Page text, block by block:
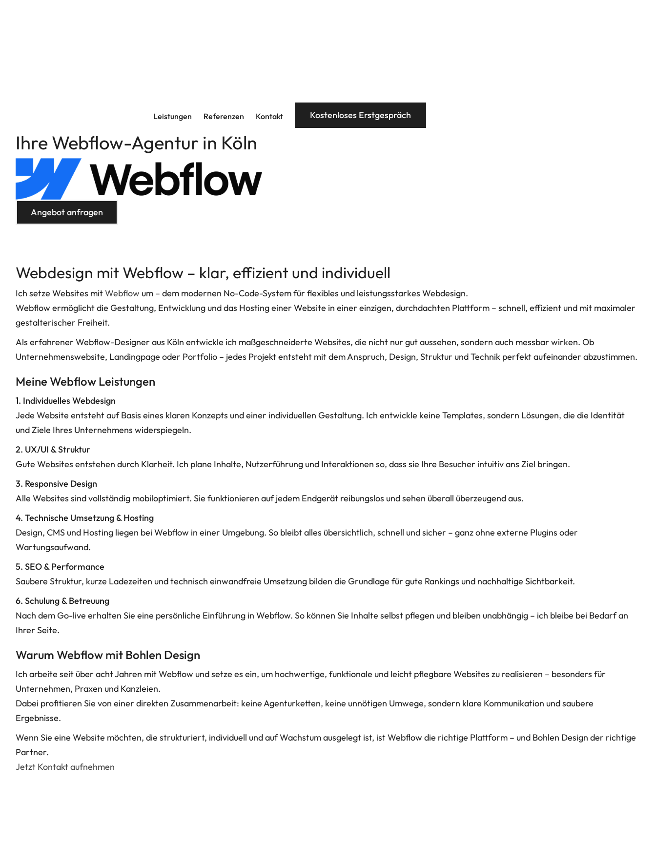
Leistungen Referenzen Kontakt Kostenloses Erstgespräch
Ihre Webflow-Agentur in Köln
Angebot anfragen
Webdesign mit Webflow – klar, effizient und individuell
Ich setze Websites mitWebflow um – dem modernen No-Code-System für flexibles und leistungsstarkes Webdesign.
Webflow ermöglicht die Gestaltung, Entwicklung und das Hosting einer Website in einer einzigen, durchdachten Plattform – schnell, effizient und mit maximaler
gestalterischer Freiheit.
Als erfahrener Webflow-Designer aus Köln entwickle ich maßgeschneiderte Websites, die nicht nur gut aussehen, sondern auch messbar wirken. Ob
Unternehmenswebsite, Landingpage oder Portfolio – jedes Projekt entsteht mit dem Anspruch, Design, Struktur und Technik perfekt aufeinander abzustimmen.
Meine Webflow Leistungen
1. Individuelles Webdesign
Jede Website entsteht auf Basis eines klaren Konzepts und einer individuellen Gestaltung. Ich entwickle keine Templates, sondern Lösungen, die die Identität
und Ziele Ihres Unternehmens widerspiegeln.
2. UX/UI & Struktur
Gute Websites entstehen durch Klarheit. Ich plane Inhalte, Nutzerführung und Interaktionen so, dass sie Ihre Besucher intuitiv ans Ziel bringen.
3. Responsive Design
Alle Websites sind vollständig mobiloptimiert. Sie funktionieren auf jedem Endgerät reibungslos und sehen überall überzeugend aus.
4. Technische Umsetzung & Hosting
Design, CMS und Hosting liegen bei Webflow in einer Umgebung. So bleibt alles übersichtlich, schnell und sicher – ganz ohne externe Plugins oder
Wartungsaufwand.
5. SEO & Performance
Saubere Struktur, kurze Ladezeiten und technisch einwandfreie Umsetzung bilden die Grundlage für gute Rankings und nachhaltige Sichtbarkeit.
6. Schulung & Betreuung
Nach dem Go-live erhalten Sie eine persönliche Einführung in Webflow. So können Sie Inhalte selbst pflegen und bleiben unabhängig – ich bleibe bei Bedarf an
Ihrer Seite.
Warum Webflow mit Bohlen Design
Ich arbeite seit über acht Jahren mit Webflow und setze es ein, um hochwertige, funktionale und leicht pflegbare Websites zu realisieren – besonders für
Unternehmen, Praxen und Kanzleien.
Dabei profitieren Sie von einer direkten Zusammenarbeit: keine Agenturketten, keine unnötigen Umwege, sondern klare Kommunikation und saubere
Ergebnisse.
Wenn Sie eine Website möchten, die strukturiert, individuell und auf Wachstum ausgelegt ist, ist Webflow die richtige Plattform – und Bohlen Design der richtige
Partner.
Jetzt Kontakt aufnehmen